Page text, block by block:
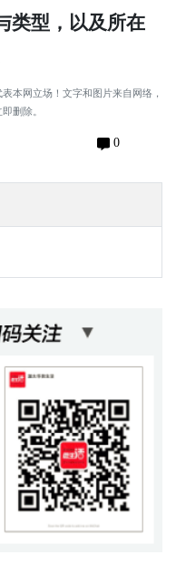
类型，以及所在
本网立场！文字和图片来自网络，
删除。
0